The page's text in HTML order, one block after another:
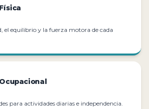
el equilibrio y la fuerza motora de cada
para actividades diarias e independencia.